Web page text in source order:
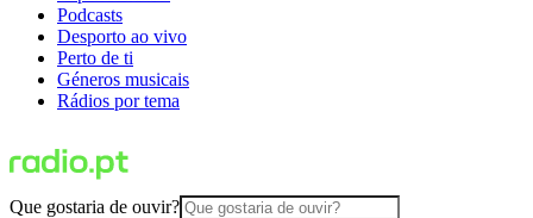
Podcasts
Desporto ao vivo
Perto de ti
Géneros musicais
Rádios por tema
Que gostaria de ouvir?